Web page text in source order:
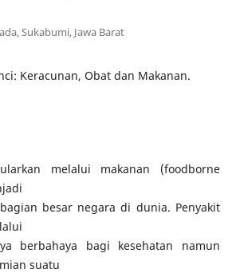
Sukabumi, Jawa Barat
Keracunan, Obat dan Makanan.
melalui makanan (foodborne
besar negara di dunia. Penyakit
berbahaya bagi kesehatan namun
suatu